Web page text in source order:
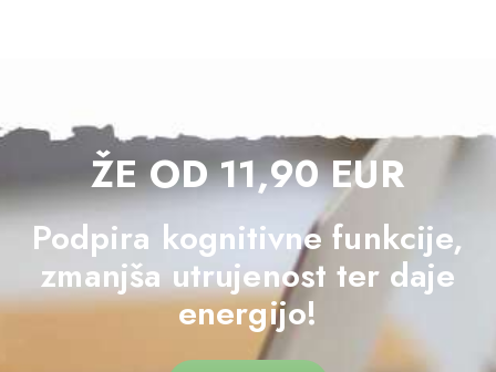
ŽE OD 11,90 EUR
Podpira kognitivne funkcije,
zmanjša utrujenost ter daje
energijo!